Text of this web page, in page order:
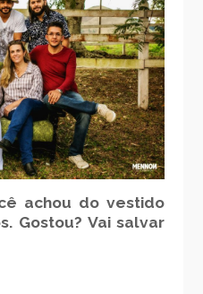
achou do vestido
Gostou? Vai salvar